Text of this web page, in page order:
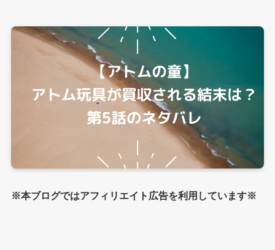
※本ブログではアフィリエイト広告を利用しています※